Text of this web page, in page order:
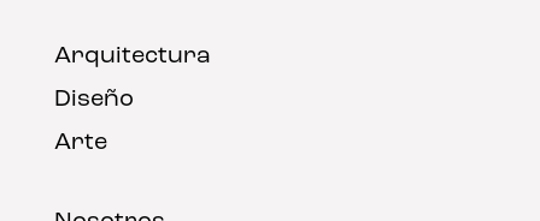
Arquitectura
Diseño
Arte